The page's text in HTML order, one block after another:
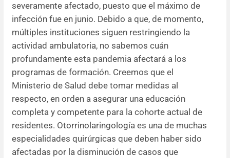
severamente afectado, puesto que el máximo de
infección fue en junio. Debido a que, de momento,
múltiples instituciones siguen restringiendo la
actividad ambulatoria, no sabemos cuán
profundamente esta pandemia afectará a los
programas de formación. Creemos que el
Ministerio de Salud debe tomar medidas al
respecto, en orden a asegurar una educación
completa y competente para la cohorte actual de
residentes. Otorrinolaringología es una de muchas
especialidades quirúrgicas que deben haber sido
afectadas por la disminución de casos que